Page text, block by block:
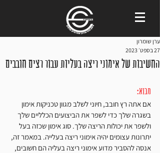
החשיבות של אימוני ריצה בעליות עבור רצים חובבים
ערן שומרון
27 בספט׳ 2023
מבוא:
אם אתה רץ חובב, חיוני לשלב מגוון טכניקות אימון
בשגרה שלך כדי לשפר את הביצועים הכלליים שלך
ולשפר את יכולות הריצה שלך. סוג אימון שכזה בעל
יתרונות עצומים יהיה אימוני ריצה בעלייה. במאמר זה,
אנסה להסביר מדוע אימוני ריצה בעליה הם חשובים,